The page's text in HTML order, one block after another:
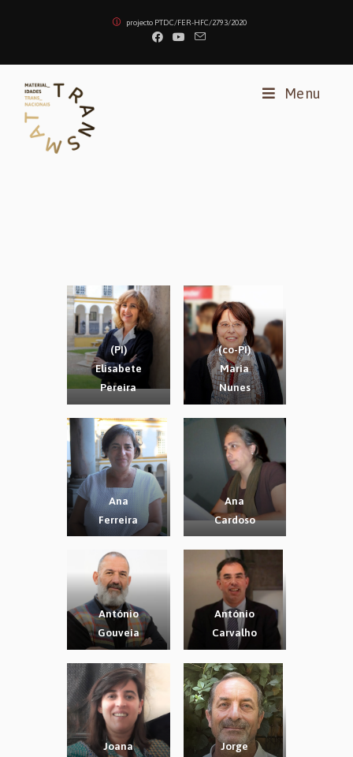
projecto PTDC/FER-HFC/2793/2020
Menu
(PI)
Elisabete
Pereira
(co-PI)
Maria
Nunes
Ana
Ferreira
Ana
Cardoso
António
Gouveia
António
Carvalho
Joana
Jorge